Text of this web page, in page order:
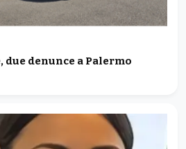
denunce a Palermo